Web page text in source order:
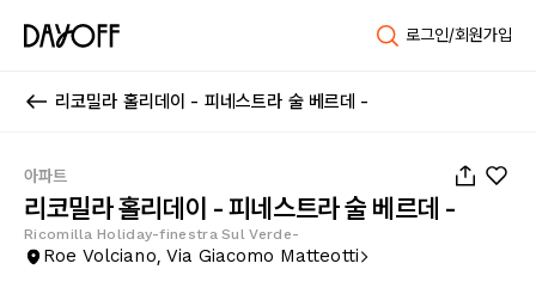
로그인/회원가입
리코밀라 홀리데이 - 피네스트라 술 베르데 -
아파트
리코밀라 홀리데이 - 피네스트라 술 베르데 -
Ricomilla Holiday-finestra Sul Verde-
Roe Volciano, Via Giacomo Matteotti